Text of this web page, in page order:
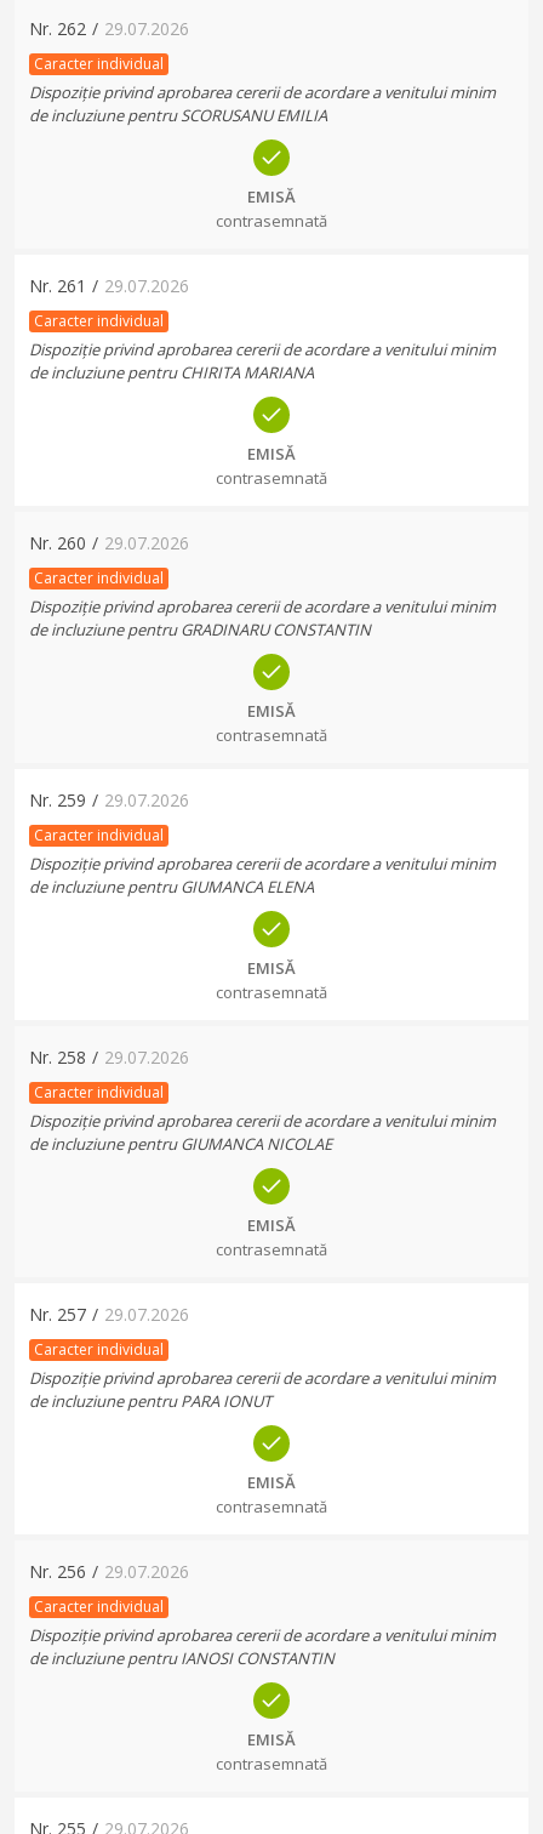
Nr. 262 / 29.07.2026
Caracter individual
Dispoziție privind aprobarea cererii de acordare a venitului minim
de incluziune pentru SCORUSANU EMILIA
EMISĂ
contrasemnată
Nr. 261 / 29.07.2026
Caracter individual
Dispoziție privind aprobarea cererii de acordare a venitului minim
de incluziune pentru CHIRITA MARIANA
EMISĂ
contrasemnată
Nr. 260 / 29.07.2026
Caracter individual
Dispoziție privind aprobarea cererii de acordare a venitului minim
de incluziune pentru GRADINARU CONSTANTIN
EMISĂ
contrasemnată
Nr. 259 / 29.07.2026
Caracter individual
Dispoziție privind aprobarea cererii de acordare a venitului minim
de incluziune pentru GIUMANCA ELENA
EMISĂ
contrasemnată
Nr. 258 / 29.07.2026
Caracter individual
Dispoziție privind aprobarea cererii de acordare a venitului minim
de incluziune pentru GIUMANCA NICOLAE
EMISĂ
contrasemnată
Nr. 257 / 29.07.2026
Caracter individual
Dispoziție privind aprobarea cererii de acordare a venitului minim
de incluziune pentru PARA IONUT
EMISĂ
contrasemnată
Nr. 256 / 29.07.2026
Caracter individual
Dispoziție privind aprobarea cererii de acordare a venitului minim
de incluziune pentru IANOSI CONSTANTIN
EMISĂ
contrasemnată
Nr. 255 / 29.07.2026